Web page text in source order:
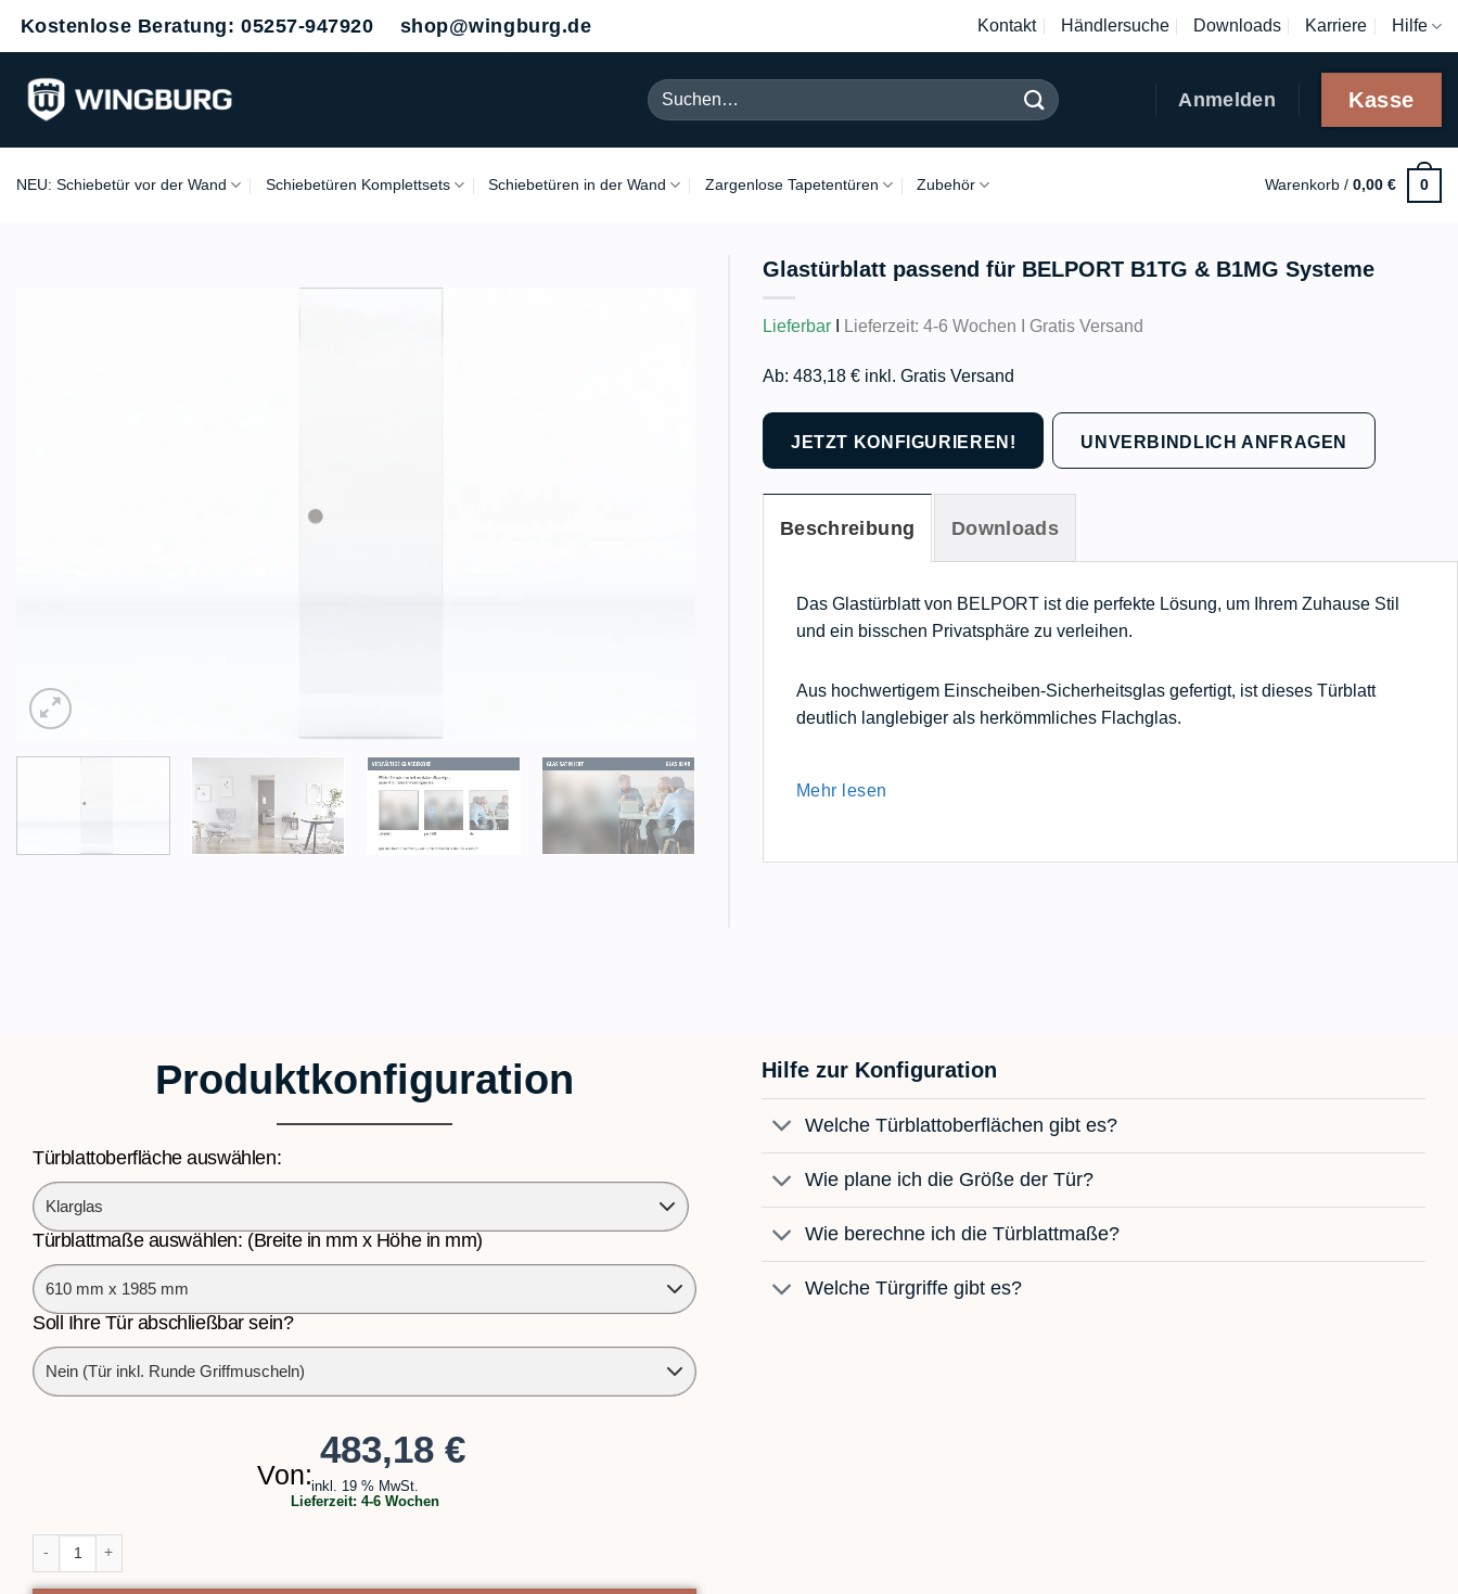
Kostenlose Beratung: 05257-947920 shop@wingburg.de Kontakt Händlersuche Downloads Karriere Hilfe
Suchen
nach:
Anmelden Kasse
NEU: Schiebetür vor der Wand Schiebetüren Komplettsets Schiebetüren in der Wand Zargenlose Tapetentüren Zubehör Warenkorb /0,00€ 0
Glastürblatt passend für BELPORT B1TG & B1MG Systeme
Lieferbar Lieferzeit: 4-6 Wochen I Gratis Versand
Ab: 483,18 € inkl. Gratis Versand
JETZT KONFIGURIEREN! UNVERBINDLICH ANFRAGEN
Beschreibung Downloads
Das Glastürblatt von BELPORT ist die perfekte Lösung, um Ihrem Zuhause Stil
und ein bisschen Privatsphäre zu verleihen.
Aus hochwertigem Einscheiben-Sicherheitsglas gefertigt, ist dieses Türblatt
deutlich langlebiger als herkömmliches Flachglas.
Mehr lesen
Produktkonfiguration
Türblattoberfläche auswählen:
Türblattmaße auswählen: (Breite in mm x Höhe in mm)
Soll Ihre Tür abschließbar sein?
Von:
483,18 €
inkl. 19 % MwSt.
Lieferzeit: 4-6 Wochen
Hilfe zur Konfiguration
Welche Türblattoberflächen gibt es?
Wie plane ich die Größe der Tür?
Wie berechne ich die Türblattmaße?
Welche Türgriffe gibt es?